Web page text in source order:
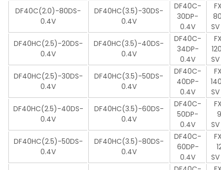
DF40C(2.0)-80DS-
0.4V
DF40HC(3.5)-30DS-
0.4V
DF40C-
30DP-
0.4V
DF40HC(2.5)-20DS-
0.4V
DF40HC(3.5)-40DS-
0.4V
DF40C-
34DP-
0.4V
DF40HC(2.5)-30DS-
0.4V
DF40HC(3.5)-50DS-
0.4V
DF40C-
40DP-
0.4V
DF40HC(2.5)-40DS-
0.4V
DF40HC(3.5)-60DS-
0.4V
DF40C-
50DP-
0.4V
DF40HC(2.5)-50DS-
0.4V
DF40HC(3.5)-80DS-
0.4V
DF40C-
60DP-
0.4V